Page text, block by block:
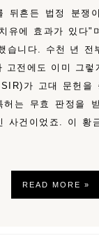
뒤흔든 법정 분쟁
유에 효과가 있다"
습니다. 수천 년 전
고전에도 이미 그렇
가 고대 문헌을
는 무효 판정을
사건이었죠. 이 황
READ MORE »